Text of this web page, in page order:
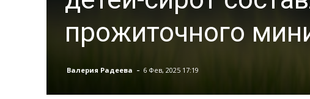
прожиточного
Валерия Радеева - 6 Фев, 2025 17:19